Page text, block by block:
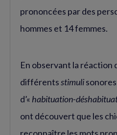
prononcées par des
hommes et 14 femmes.
En observant la réaction
différentsstimuli
d’« habituation-
ont découvert que les